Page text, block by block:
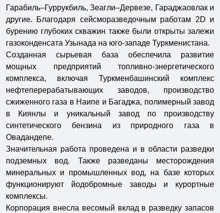
Гарабиль–Гуррукбиль, Зеагли–Дервезе, Гараджаовлак и
другие. Благодаря сейсморазведочным работам 2D и
бурению глубоких скважин также были открыты залежи
газоконденсата Узынада на юго-западе Туркменистана.
Созданная сырьевая база обеспечила развитие
мощных предприятий топливно-энергетического
комплекса, включая Туркменбашинский комплекс
нефтеперерабатывающих заводов, производство
сжиженного газа в Наипе и Багаджа, полимерный завод
в Киянлы и уникальный завод по производству
синтетического бензина из природного газа в
Овадандепе.
Значительная работа проведена и в области разведки
подземных вод. Также разведаны месторождения
минеральных и промышленных вод, на базе которых
функционируют йодобромные заводы и курортные
комплексы.
Корпорация внесла весомый вклад в разведку запасов